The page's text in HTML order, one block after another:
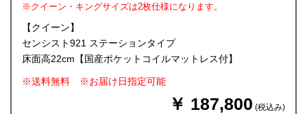
※クイーン・キングサイズは2枚仕様になります。
【クイーン】
センシスト921 ステーションタイプ
床面高22cm【国産ポケットコイルマットレス付】
※送料無料 ※お届け日指定可能
￥ 187,800 (税込み)